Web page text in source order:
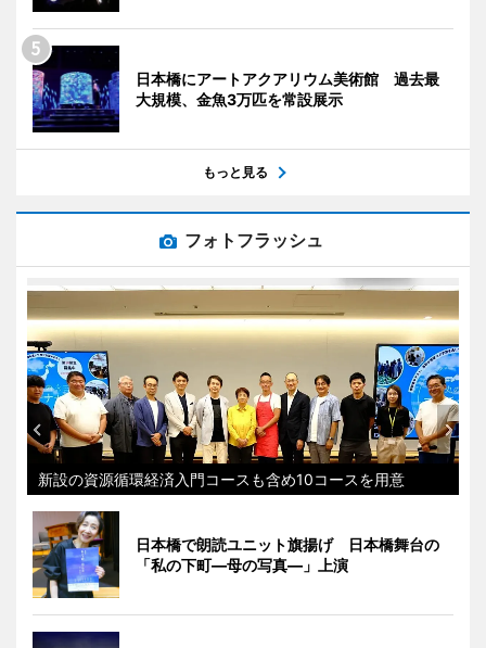
日本橋にアートアクアリウム美術館 過去最
大規模、金魚3万匹を常設展示
もっと見る
フォトフラッシュ
新設の資源循環経済入門コースも含め10コースを用意
日本橋で朗読ユニット旗揚げ 日本橋舞台の
「私の下町―母の写真―」上演